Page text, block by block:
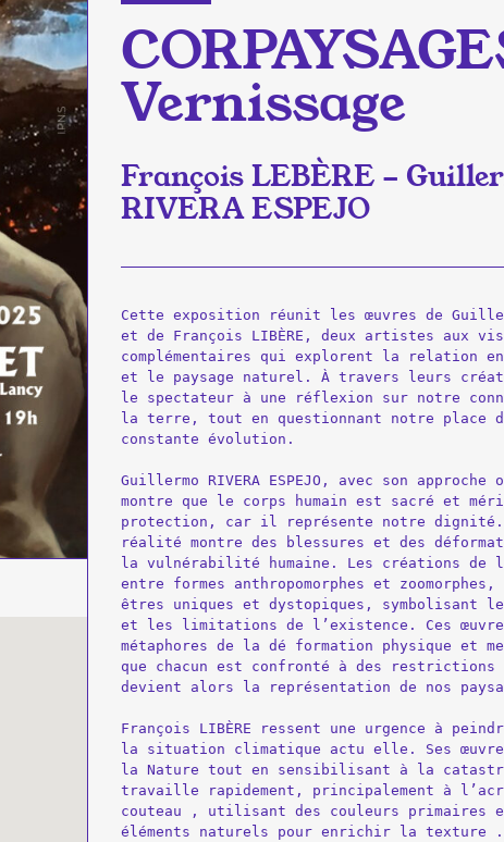
Vernissage
François LEBÈRE -
RIVERA ESPEJO
Cette exposition réunit les œuvres de
et de François LIBÈRE, deux artistes aux
complémentaires qui explorent la relation
et le paysage naturel. À travers leurs
le spectateur à une réflexion sur notre
la terre, tout en questionnant notre place
constante évolution.
Guillermo RIVERA ESPEJO, avec son approche
montre que le corps humain est sacré et
protection, car il représente notre dignité.
réalité montre des blessures et des
la vulnérabilité humaine. Les créations de
entre formes anthropomorphes et
êtres uniques et dystopiques, symbolisant
et les limitations de l’existence. Ces
métaphores de la dé formation physique et
que chacun est confronté à des restrictions
devient alors la représentation de nos
François LIBÈRE ressent une urgence à
la situation climatique actu elle. Ses œuvres
la Nature tout en sensibilisant à la
travaille rapidement, principalement à
couteau , utilisant des couleurs primaires
éléments naturels pour enrichir la